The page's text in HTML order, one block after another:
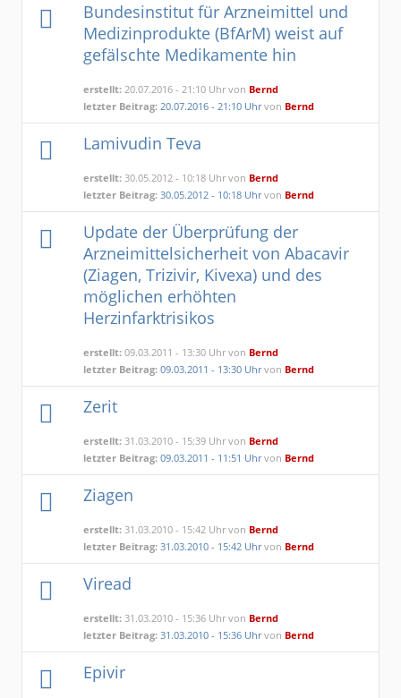
Bundesinstitut für Arzneimittel und
Medizinprodukte (BfArM) weist auf
gefälschte Medikamente hin
erstellt: 20.07.2016 - 21:10 Uhr von Bernd
letzter Beitrag: 20.07.2016 - 21:10 Uhrvon Bernd
Lamivudin Teva
erstellt: 30.05.2012 - 10:18 Uhr von Bernd
letzter Beitrag: 30.05.2012 - 10:18 Uhrvon Bernd
Update der Überprüfung der
Arzneimittelsicherheit von Abacavir
(Ziagen, Trizivir, Kivexa) und des
möglichen erhöhten
Herzinfarktrisikos
erstellt: 09.03.2011 - 13:30 Uhr von Bernd
letzter Beitrag: 09.03.2011 - 13:30 Uhrvon Bernd
Zerit
erstellt: 31.03.2010 - 15:39 Uhr von Bernd
letzter Beitrag: 09.03.2011 - 11:51 Uhrvon Bernd
Ziagen
erstellt: 31.03.2010 - 15:42 Uhr von Bernd
letzter Beitrag: 31.03.2010 - 15:42 Uhrvon Bernd
Viread
erstellt: 31.03.2010 - 15:36 Uhr von Bernd
letzter Beitrag: 31.03.2010 - 15:36 Uhrvon Bernd
Epivir